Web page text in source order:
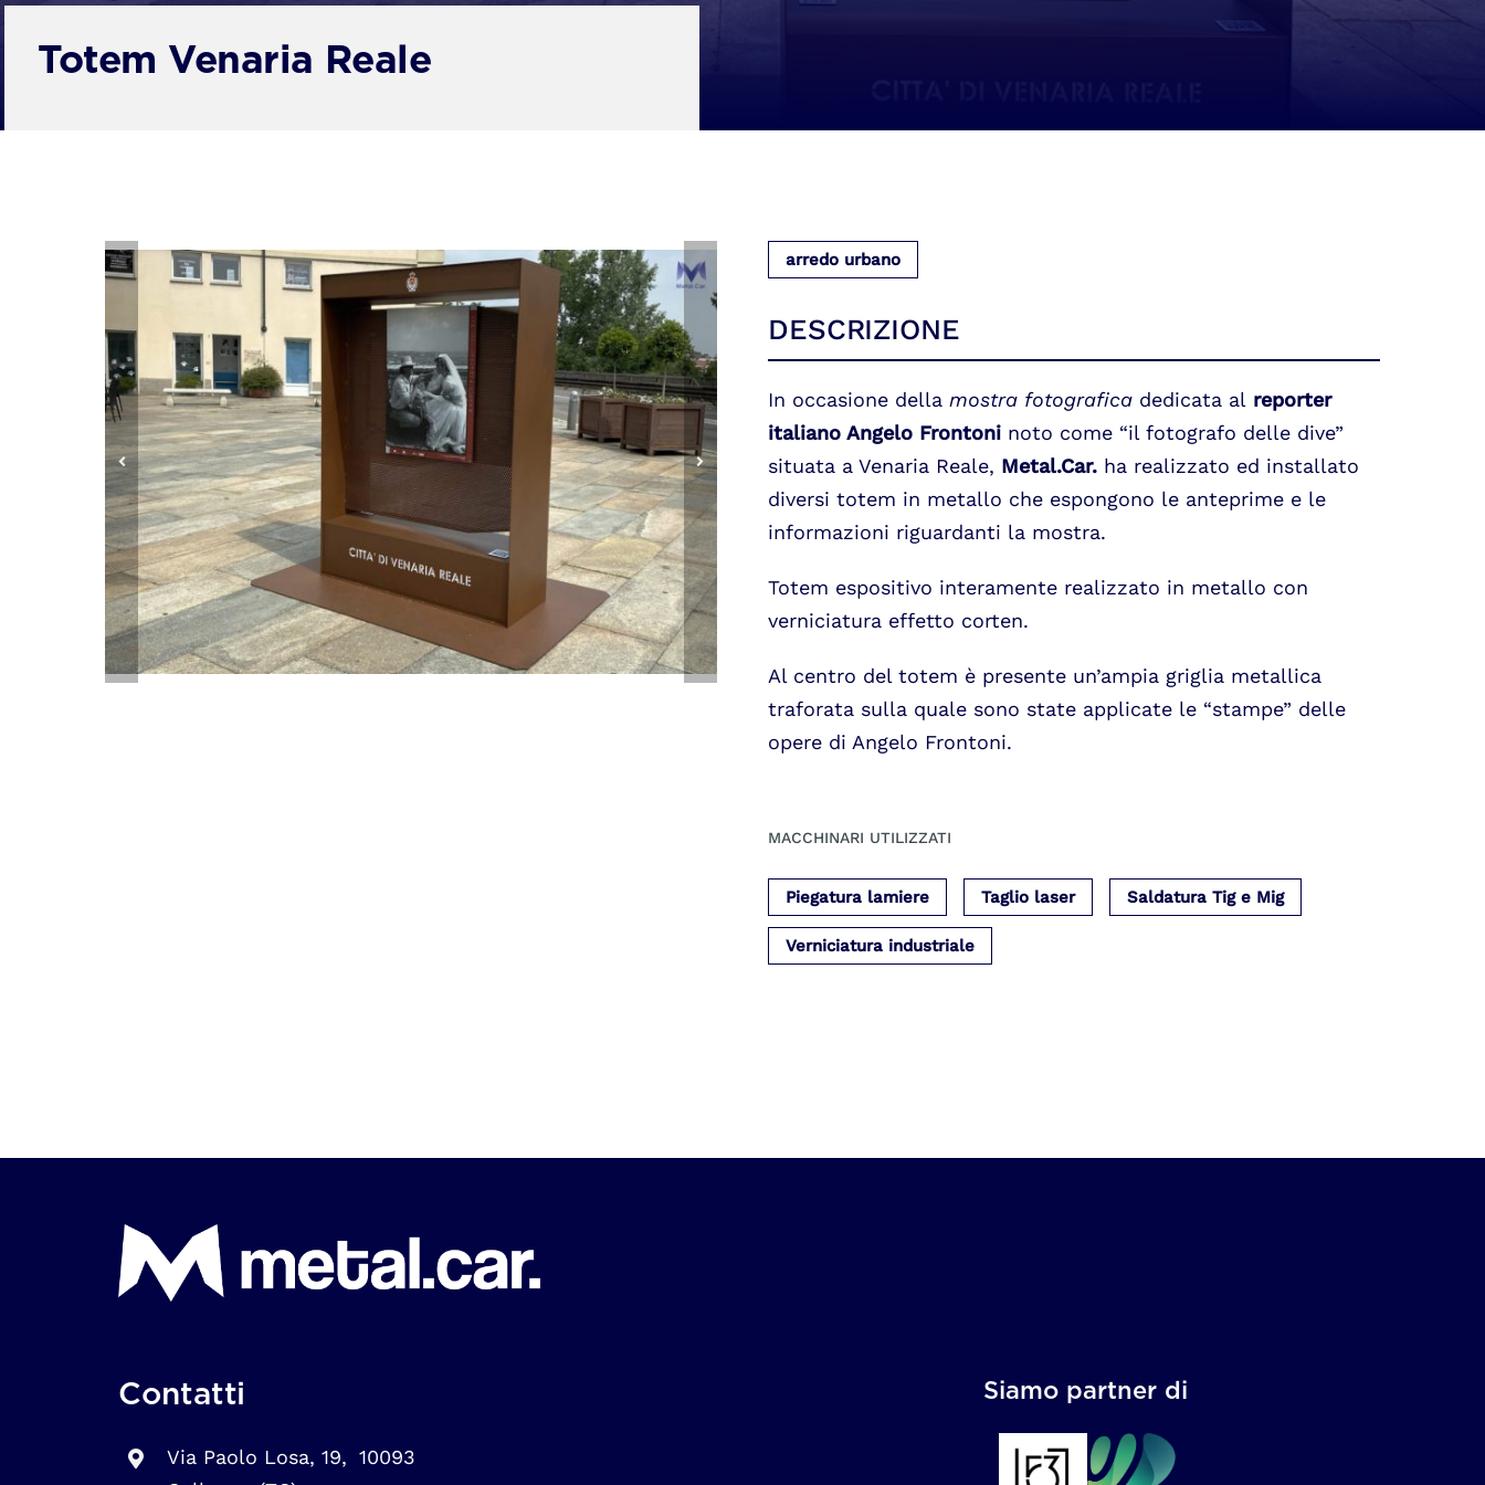
Totem Venaria Reale
arredo urbano
DESCRIZIONE
In occasione della mostra fotografica dedicata al reporter
italiano Angelo Frontoni noto come “il fotografo delle dive”
situata a Venaria Reale, Metal.Car. ha realizzato ed installato
diversi totem in metallo che espongono le anteprime e le
informazioni riguardanti la mostra.
Totem espositivo interamente realizzato in metallo con
verniciatura effetto corten.
Al centro del totem è presente un’ampia griglia metallica
traforata sulla quale sono state applicate le “stampe” delle
opere di Angelo Frontoni.
MACCHINARI UTILIZZATI
Piegatura lamiere Taglio laser Saldatura Tig e Mig
Verniciatura industriale
Contatti
Via Paolo Losa, 19, 10093
Siamo partner di